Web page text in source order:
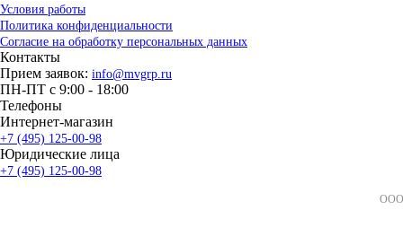
Условия работы
Политика конфиденциальности
Согласие на обработку персональных данных
Контакты
Прием заявок: info@mvgrp.ru
ПН-ПТ с 9:00 - 18:00
Телефоны
Интернет-магазин
+7 (495) 125-00-98
Юридические лица
+7 (495) 125-00-98
ООО